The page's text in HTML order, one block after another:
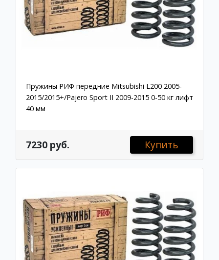
Пружины РИФ передние Mitsubishi L200 2005-
2015/2015+/Pajero Sport II 2009-2015 0-50 кг лифт
40 мм
7230 руб. Купить